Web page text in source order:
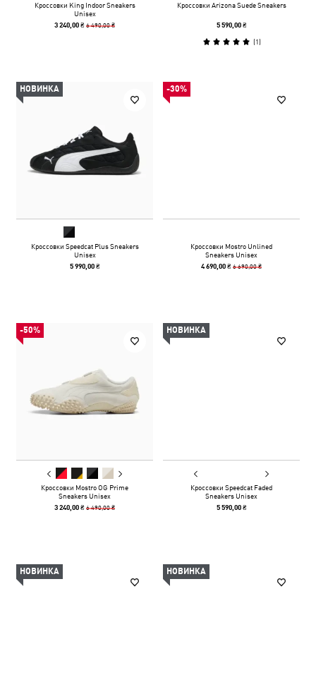
Кроссовки King Indoor Sneakers
Unisex
3 240,00 ₴6 490,00 ₴
Кроссовки Arizona Suede Sneakers
5 590,00 ₴
(1)
НОВИНКА
Кроссовки Speedcat Plus Sneakers
Unisex
5 990,00 ₴
-30%
Кроссовки Mostro Unlined
Sneakers Unisex
4 690,00 ₴6 690,00 ₴
-50%
Кроссовки Mostro OG Prime
Sneakers Unisex
3 240,00 ₴6 490,00 ₴
НОВИНКА
Кроссовки Speedcat Faded
Sneakers Unisex
5 590,00 ₴
НОВИНКА НОВИНКА